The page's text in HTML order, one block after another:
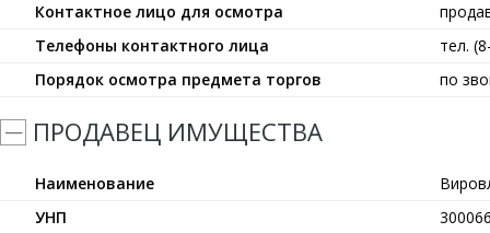
Контактное лицо для осмотра
Телефоны контактного лица
тел.
Порядок осмотра предмета торгов
по
ПРОДАВЕЦ ИМУЩЕСТВА
Наименование
УНП